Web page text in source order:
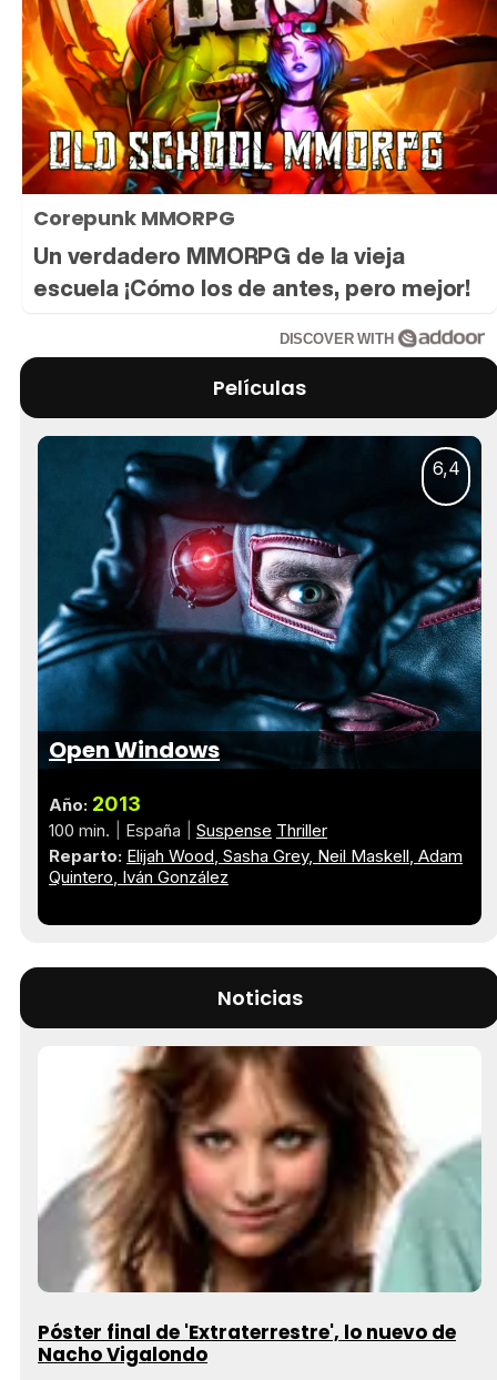
Corepunk MMORPG
Un verdadero MMORPG de la vieja
escuela ¡Cómo los de antes, pero mejor!
DISCOVER WITH
Películas
6,4
Open Windows
Año: 2013
100 min. España Suspense Thriller
Reparto: Elijah Wood Sasha Grey Neil Maskell Adam
Quintero Iván González
Noticias
Póster final de 'Extraterrestre', lo nuevo de
Nacho Vigalondo